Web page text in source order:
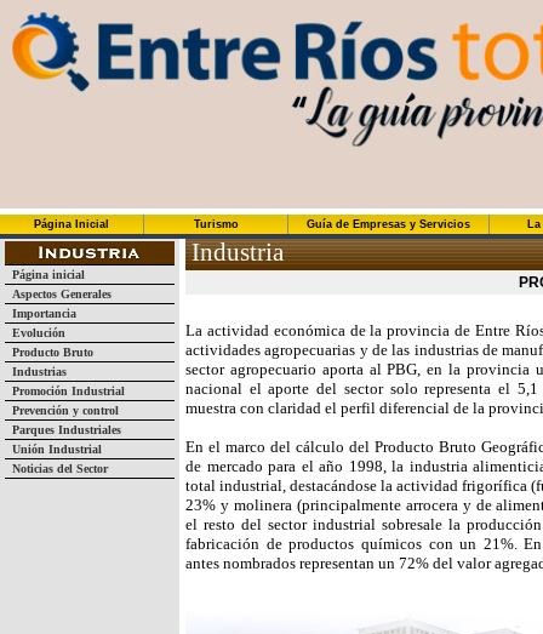
Página Inicial Turismo Guía de Empresas y Servicios
Página inicial
Aspectos Generales
Importancia
Evolución
Producto Bruto
Industrias
Promoción Industrial
Prevención y control
Parques Industriales
Unión Industrial
Noticias del Sector
Industria
La actividad económica de la provincia de Entre
actividades agropecuarias y de las industrias de
sector agropecuario aporta al PBG, en la provincia
nacional el aporte del sector solo representa el
muestra con claridad el perfil diferencial de la
En el marco del cálculo del Producto Bruto
de mercado para el año 1998, la industria
total industrial, destacándose la actividad frigorífica
23% y molinera (principalmente arrocera y de
el resto del sector industrial sobresale la
fabricación de productos químicos con un 21%.
antes nombrados representan un 72% del valor